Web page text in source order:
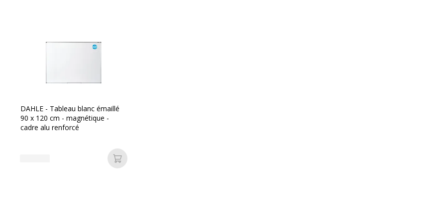
Taille Tableau / Chevalet
Caractéristiques environnementales
Caractéristiques environnementales
DAHLE - Tableau blanc émaillé
90 x 120 cm - magnétique -
cadre alu renforcé
Ajouter au panier